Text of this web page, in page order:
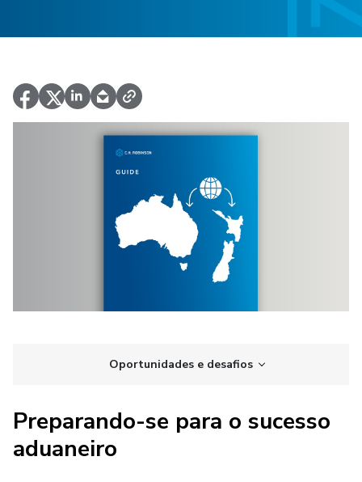
Oportunidades e desafios
Preparando-se para o sucesso
aduaneiro